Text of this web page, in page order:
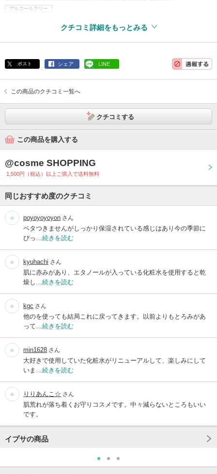
アルコールフリー
クチコミ詳細をもっとみる
ポスト シェア LINE
この商品のクチコミ一覧へ
クチコミする
この商品を購入する
@cosme SHOPPING
1,500円（税込）以上ご購入で送料無料
同じおすすめ度のクチコミ
poyoyoyoyon さん
ベタつきませんがしっかり保湿されている感じはあり今の季節に
ぴっ… 続きを読む
kyuhachi さん
肌に赤みがあり、エタノールが入っている化粧水を使用すると乾
燥し… 続きを読む
kgc さん
他のを使っても結局これに戻ってきます。以前よりもとろみがあ
って… 続きを読む
min1628 さん
大好きで使用していた化粧水がリニューアルして、楽しみにして
いま… 続きを読む
りりあんこ☆ さん
肌荒れが落ち着くお守りコスメです。中々減らないところもいい
です。
イプサの商品